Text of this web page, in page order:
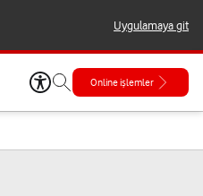
Uygulamaya git
Online işlemler